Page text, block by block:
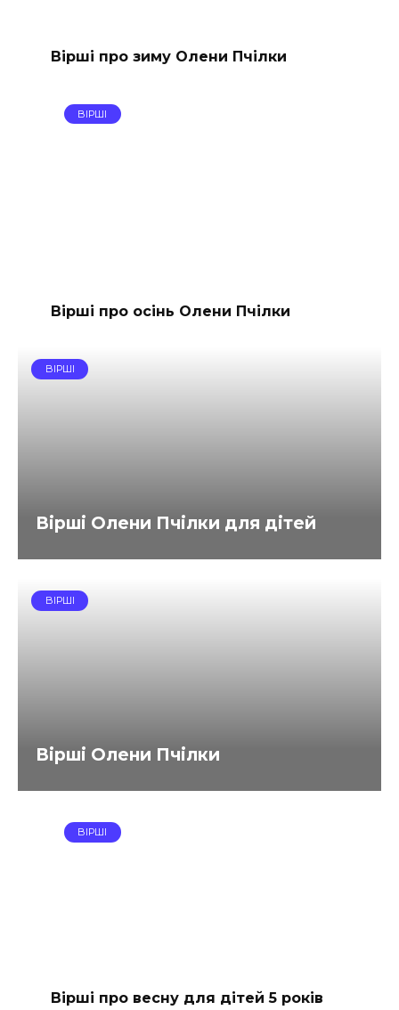
Вірші про зиму Олени Пчілки
ВІРШІ
Вірші про осінь Олени Пчілки
ВІРШІ
Вірші Олени Пчілки для дітей
ВІРШІ
Вірші Олени Пчілки
ВІРШІ
Вірші про весну для дітей 5 років